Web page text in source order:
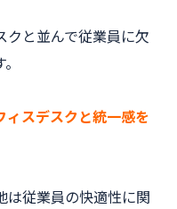
クと並んで従業員に欠
ィスデスクと統一感を
は従業員の快適性に関